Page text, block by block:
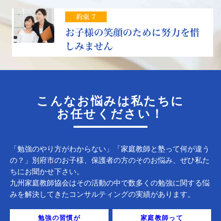
こんなお悩みは私たちに
お任せください！
「勉強のやり方がわからない」「家庭教師と塾って何が違う
の？」別府市のお子様、保護者の方のそのお悩み、ぜひ私た
ちにお聞かせ下さい。
九州家庭教師協会はその活動の中で数多くの勉強に関する悩
みを解決してきたコンサルティングの実績があります。
勉強の習慣が 家庭教師って